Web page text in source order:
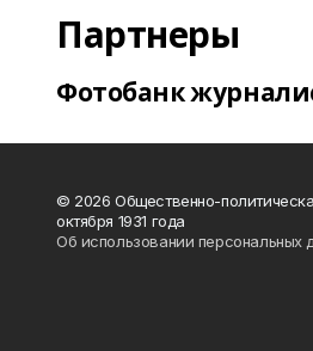
Партнеры
Фотобанк
© 2026 Общественно-
октября 1931 года
Об использовании персональных